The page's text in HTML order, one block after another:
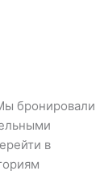
бронировали
в